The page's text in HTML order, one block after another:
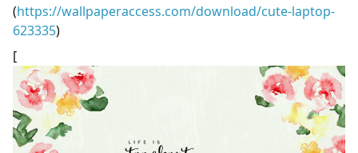
(https://wallpaperaccess.com/download/cute-laptop-
623335)
[